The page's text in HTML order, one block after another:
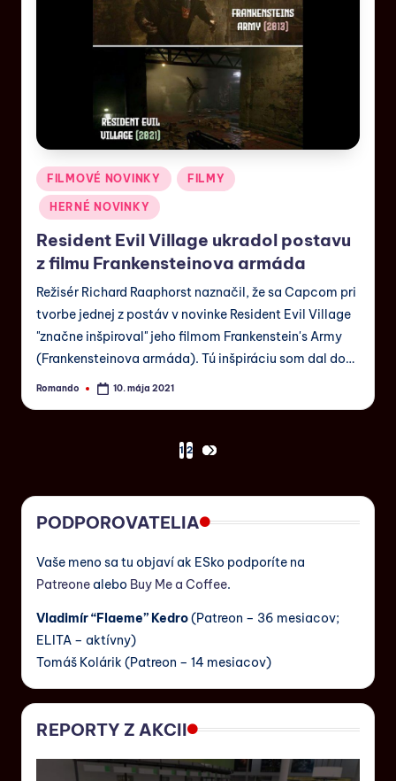
FILMOVÉ NOVINKY FILMY
HERNÉ NOVINKY
Resident Evil Village ukradol postavu
z filmu Frankensteinova armáda
Režisér Richard Raaphorst naznačil, že sa Capcom pri
tvorbe jednej z postáv v novinke Resident Evil Village
"značne inšpiroval" jeho filmom Frankenstein's Army
(Frankensteinova armáda). Tú inšpiráciu som dal do…
Romando 10. mája 2021
1 2
PODPOROVATELIA
Vaše meno sa tu objaví ak ESko podporíte na
Patreone alebo Buy Me a Coffee.
Vladimír “Flaeme” Kedro(Patreon – 36 mesiacov;
ELITA – aktívny)
Tomáš Kolárik (Patreon – 14 mesiacov)
REPORTY Z AKCII